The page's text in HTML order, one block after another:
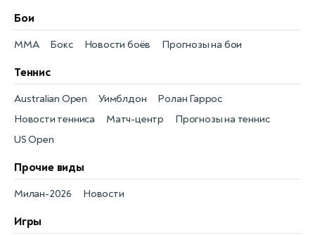
Бои
Новости боёв
MMA Прогнозы на бои
Бокс
Теннис
Новости тенниса
Australian Open
Матч-центр
Уимблдон
Прогнозы на теннис
Ролан Гаррос
US Open
Прочие виды
Новости
Милан-2026
Игры